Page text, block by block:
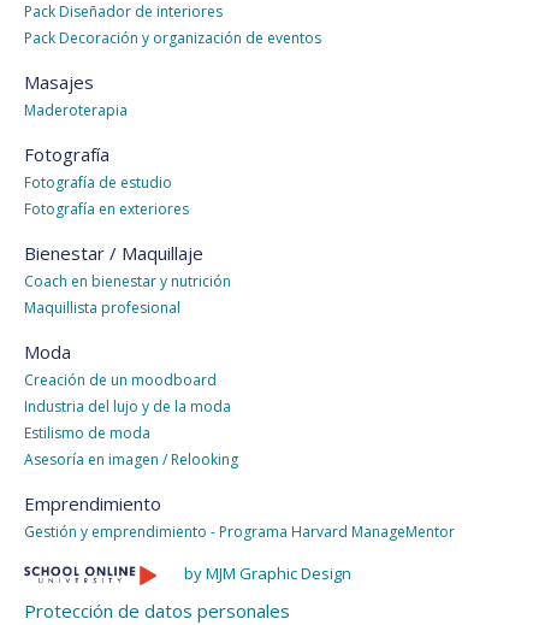
Pack Diseñador de interiores
Pack Decoración y organización de eventos
Masajes
Maderoterapia
Fotografía
Fotografía de estudio
Fotografía en exteriores
Bienestar / Maquillaje
Coach en bienestar y nutrición
Maquillista profesional
Moda
Creación de un moodboard
Industria del lujo y de la moda
Estilismo de moda
Asesoría en imagen / Relooking
Emprendimiento
Gestión y emprendimiento - Programa Harvard ManageMentor
by MJM Graphic Design
Protección de datos personales